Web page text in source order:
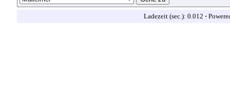
Ladezeit (sec.): 0.012 ·